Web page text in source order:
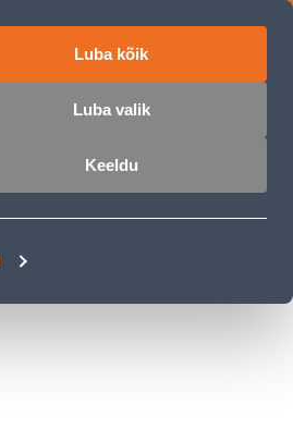
Luba kõik
Luba valik
Keeldu